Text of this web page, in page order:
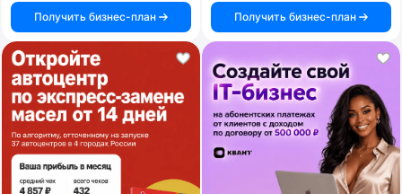
Получить бизнес-план
Получить бизнес-план